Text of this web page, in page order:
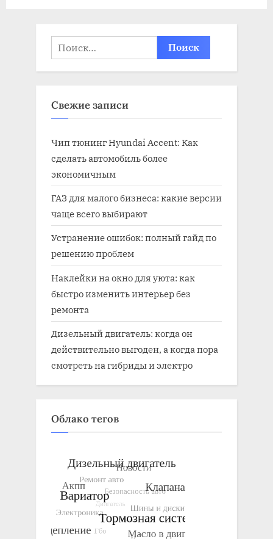
Найти:
Свежие записи
Чип тюнинг Hyundai Accent: Как
сделать автомобиль более
экономичным
ГАЗ для малого бизнеса: какие версии
чаще всего выбирают
Устранение ошибок: полный гайд по
решению проблем
Наклейки на окно для уюта: как
быстро изменить интерьер без
ремонта
Дизельный двигатель: когда он
действительно выгоден, а когда пора
смотреть на гибриды и электро
Облако тегов